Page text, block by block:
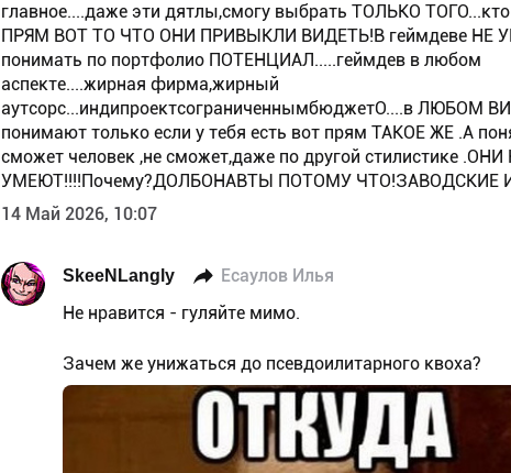
главное....даже эти дятлы,смогу выбрать ТОЛЬКО ТОГО...кто
ПРЯМ ВОТ ТО ЧТО ОНИ ПРИВЫКЛИ ВИДЕТЬ!В геймдеве НЕ
понимать по портфолио ПОТЕНЦИАЛ.....геймдев в любом
аспекте....жирная фирма,жирный
аутсорс...индипроектсограниченнымбюджетО....в ЛЮБОМ
понимают только если у тебя есть вот прям ТАКОЕ ЖЕ .А
сможет человек ,не сможет,даже по другой стилистике .ОНИ
УМЕЮТ!!!!Почему?ДОЛБОНАВТЫ ПОТОМУ ЧТО!ЗАВОДСКИЕ
14 Май 2026, 10:07
SkeeNLangly
Есаулов Илья
Не нравится - гуляйте мимо.
Зачем же унижаться до псевдоилитарного квоха?